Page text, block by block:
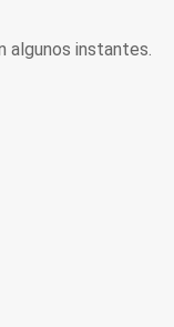
algunos instantes.